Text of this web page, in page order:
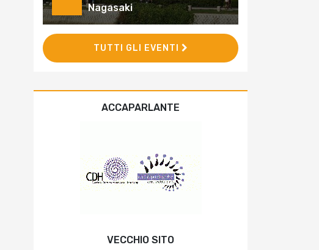
Nagasaki
TUTTI GLI EVENTI
ACCAPARLANTE
VECCHIO SITO